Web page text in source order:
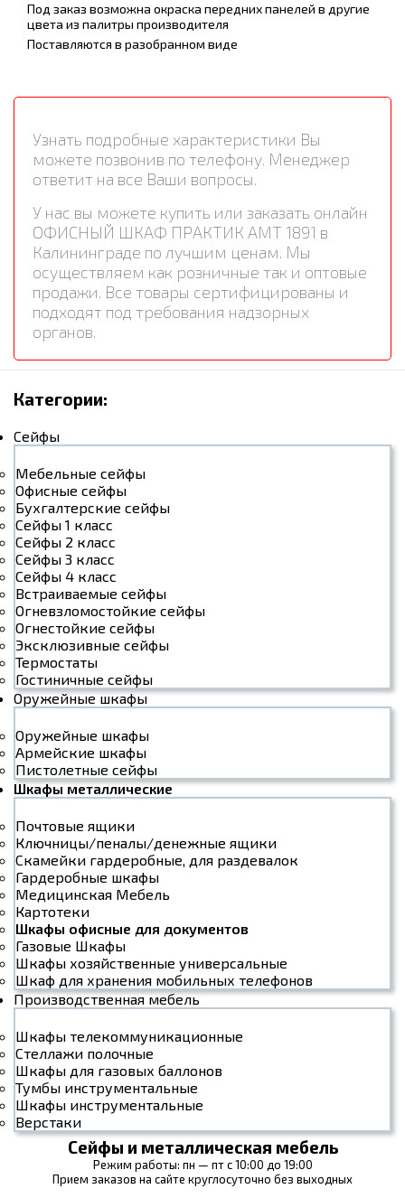
Под заказ возможна окраска передних панелей в другие
цвета из палитры производителя
Поставляются в разобранном виде
Узнать подробные характеристики Вы
можете позвонив по телефону. Менеджер
ответит на все Ваши вопросы.
У нас вы можете купить или заказать онлайн
ОФИСНЫЙ ШКАФ ПРАКТИК AMT 1891 в
Калининграде по лучшим ценам. Мы
осуществляем как розничные так и оптовые
продажи. Все товары сертифицированы и
подходят под требования надзорных
органов.
Категории:
Сейфы
Мебельные сейфы
Офисные сейфы
Бухгалтерские сейфы
Сейфы 1 класс
Сейфы 2 класс
Сейфы 3 класс
Сейфы 4 класс
Встраиваемые сейфы
Огневзломостойкие сейфы
Огнестойкие сейфы
Эксклюзивные сейфы
Термостаты
Гостиничные сейфы
Оружейные шкафы
Оружейные шкафы
Армейские шкафы
Пистолетные сейфы
Шкафы металлические
Почтовые ящики
Ключницы/пеналы/денежные ящики
Скамейки гардеробные, для раздевалок
Гардеробные шкафы
Медицинская Мебель
Картотеки
Шкафы офисные для документов
Газовые Шкафы
Шкафы хозяйственные универсальные
Шкаф для хранения мобильных телефонов
Производственная мебель
Шкафы телекоммуникационные
Стеллажи полочные
Шкафы для газовых баллонов
Тумбы инструментальные
Шкафы инструментальные
Верстаки
Сейфы и металлическая мебель
Режим работы: пн — пт с 10:00 до 19:00
Прием заказов на сайте круглосуточно без выходных